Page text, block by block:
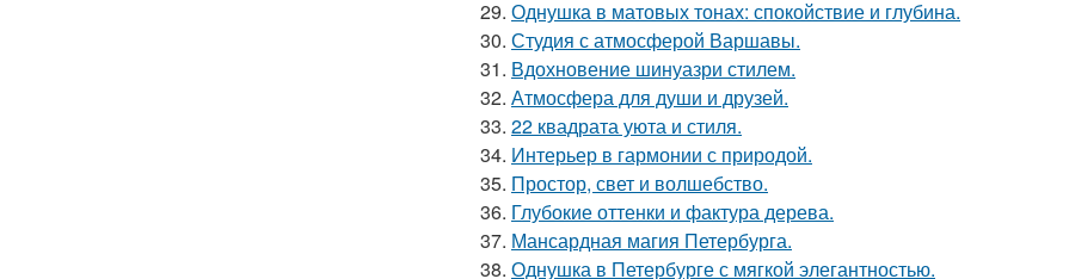
29. Однушка в матовых тонах: спокойствие и глубина.
30. Студия с атмосферой Варшавы.
31. Вдохновение шинуазри стилем.
32. Атмосфера для души и друзей.
33. 22 квадрата уюта и стиля.
34. Интерьер в гармонии с природой.
35. Простор, свет и волшебство.
36. Глубокие оттенки и фактура дерева.
37. Мансардная магия Петербурга.
38. Однушка в Петербурге с мягкой элегантностью.